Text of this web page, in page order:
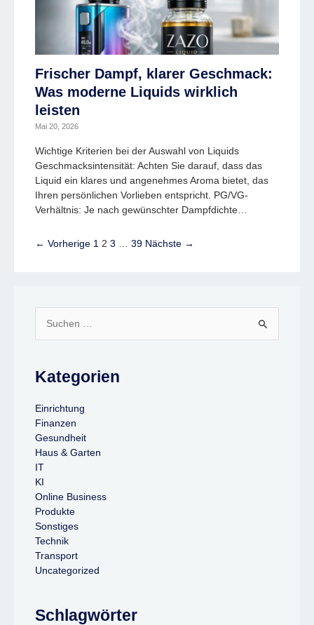
Frischer Dampf, klarer Geschmack:
Was moderne Liquids wirklich
leisten
Mai 20, 2026
Wichtige Kriterien bei der Auswahl von Liquids
Geschmacksintensität: Achten Sie darauf, dass das
Liquid ein klares und angenehmes Aroma bietet, das
Ihren persönlichen Vorlieben entspricht. PG/VG-
Verhältnis: Je nach gewünschter Dampfdichte…
← Vorherige 1 2 3 … 39 Nächste →
Suchen
nach:
Kategorien
Einrichtung
Finanzen
Gesundheit
Haus & Garten
IT
KI
Online Business
Produkte
Sonstiges
Technik
Transport
Uncategorized
Schlagwörter